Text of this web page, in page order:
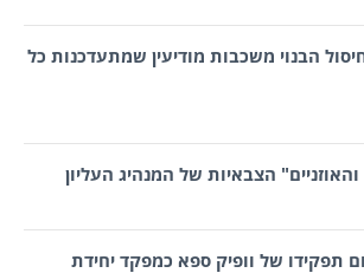
הבנוי משכבות מודיעין שמתעדכנות כל
הצבאיות של המנהיג העליון
תפקידו של וופיק ספא כמפקד יחידת